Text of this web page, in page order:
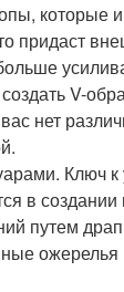
которые
придаст
V-
нет
Ключ
в создании
путем
ожерелья